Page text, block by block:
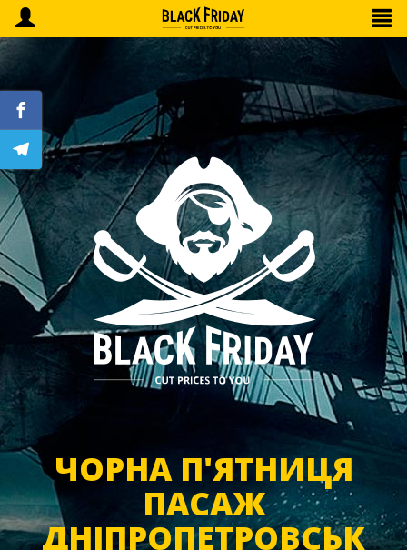
ЧОРНА П'ЯТНИЦЯ
ПАСАЖ
ДНІПРОПЕТРОВСЬК